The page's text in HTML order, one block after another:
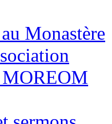
Monastère
MOREOM